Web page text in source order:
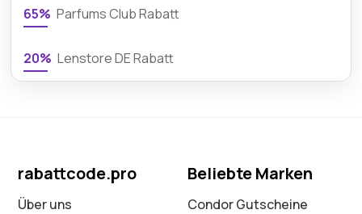
65% Parfums Club Rabatt
20% Lenstore DE Rabatt
rabattcode.pro
Über uns
Beliebte Marken
Condor Gutscheine